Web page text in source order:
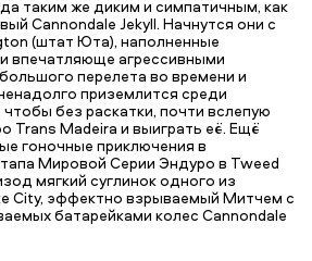
таким же диким и симпатичным, как
Cannondale Jekyll. Начнутся они с
(штат Юта), наполненные
впечатляюще агрессивными
перелета во времени и
приземлится среди
без раскатки, почти вслепую
Trans Madeira и выиграть её. Ещё
гоночные приключения в
Мировой Серии Эндуро в Tweed
мягкий суглинок одного из
City, эффектно взрываемый Митчем с
батарейками колес Cannondale